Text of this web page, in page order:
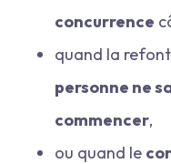
concurrence
quand la
personne ne
commencer,
ou quand le